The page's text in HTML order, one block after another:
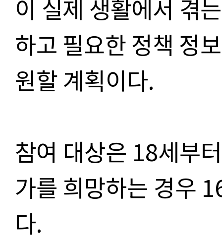
이 실제 생활에서 겪
하고 필요한 정책 정
원할 계획이다.
참여 대상은 18세부
가를 희망하는 경우
다.